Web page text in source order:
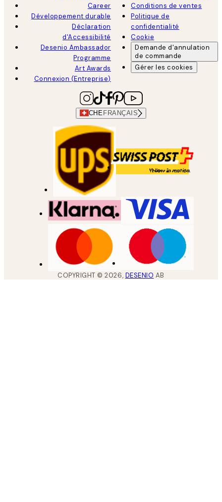
Career
Développement durable
Déclaration
d'Accessibilité
Desenio Ambassador
Programme
Art Awards
Connexion (Entreprise)
Conditions de ventes
Politique de
confidentialité
Cookie
Demande d'annulation
de commande
Gérer les cookies
CHE FRANÇAIS
COPYRIGHT ©2026, DESENIO AB